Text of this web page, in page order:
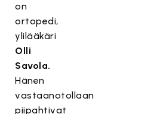
on
ortopedi,
ylilääkäri
Olli
Savola.
Hänen
vastaanotollaan
piipahtivat